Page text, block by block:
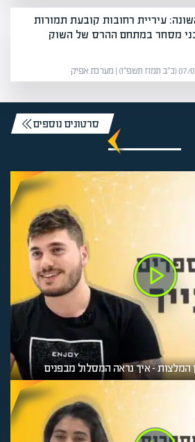
עיריית רחובות קובעת תמורות
מסחר במתחם ההרס של השוק
| מערכת אפיק
סרטונים נוספים
המלצות – איך נראה המסלול מבפנים